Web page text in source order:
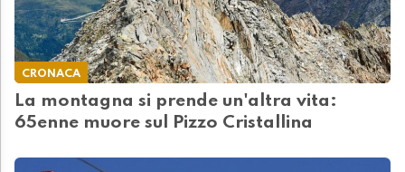
CRONACA
La montagna si prende un'altra vita:
65enne muore sul Pizzo Cristallina